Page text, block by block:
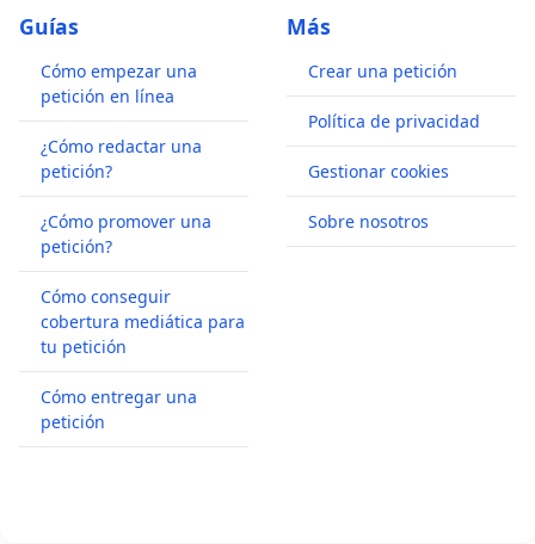
Guías
Cómo empezar una
petición en línea
¿Cómo redactar una
petición?
¿Cómo promover una
petición?
Cómo conseguir
cobertura mediática para
tu petición
Cómo entregar una
petición
Más
Crear una petición
Política de privacidad
Gestionar cookies
Sobre nosotros